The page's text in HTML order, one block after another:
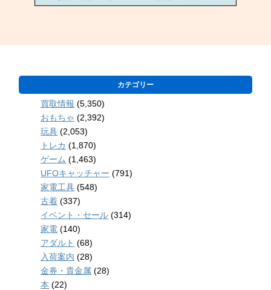
カテゴリー
買取情報 (5,350)
おもちゃ (2,392)
玩具 (2,053)
トレカ (1,870)
ゲーム (1,463)
UFOキャッチャー (791)
家電工具 (548)
古着 (337)
イベント・セール (314)
家電 (140)
アダルト (68)
入荷案内 (28)
金券・貴金属 (28)
本 (22)